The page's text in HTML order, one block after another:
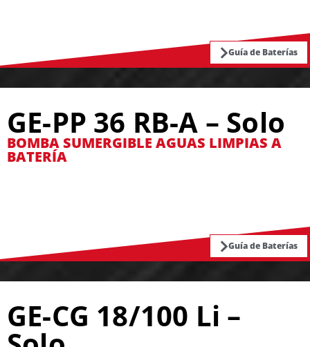
Guía de Baterías
GE-PP 36 RB-A – Solo
BOMBA SUMERGIBLE AGUAS LIMPIAS A
BATERÍA
Guía de Baterías
GE-CG 18/100 Li –